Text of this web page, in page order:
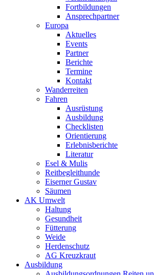
Fortbildungen
Ansprechpartner
Europa
Aktuelles
Events
Partner
Berichte
Termine
Kontakt
Wanderreiten
Fahren
Ausrüstung
Ausbildung
Checklisten
Orientierung
Erlebnisberichte
Literatur
Esel & Mulis
Reitbegleithunde
Eiserner Gustav
Säumen
AK Umwelt
Haltung
Gesundheit
Fütterung
Weide
Herdenschutz
AG Kreuzkraut
Ausbildung